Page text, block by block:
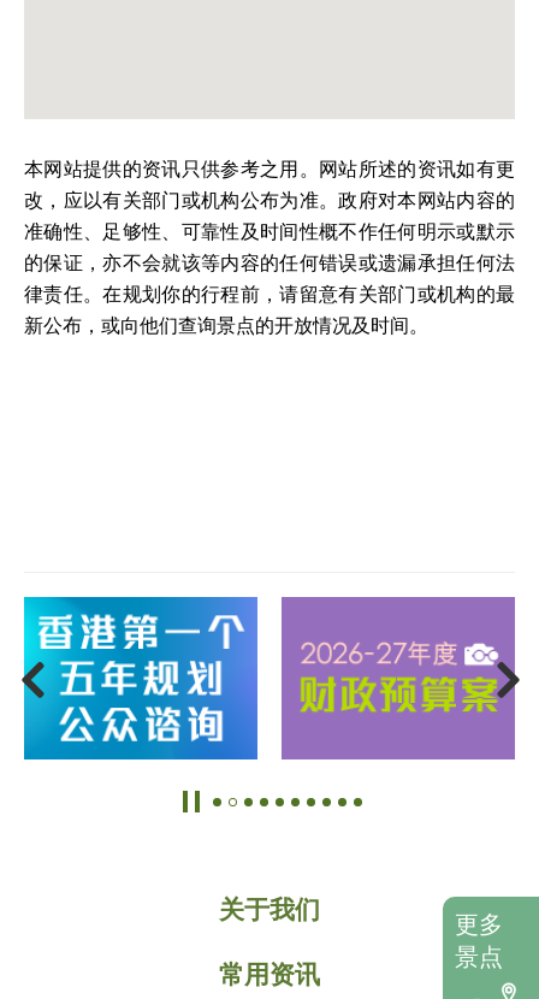
本网站提供的资讯只供参考之用。网站所述的资讯如有更
改，应以有关部门或机构公布为准。政府对本网站内容的
准确性、足够性、可靠性及时间性概不作任何明示或默示
的保证，亦不会就该等内容的任何错误或遗漏承担任何法
律责任。在规划你的行程前，请留意有关部门或机构的最
新公布，或向他们查询景点的开放情况及时间。
关于我们
常用资讯
更多
景点